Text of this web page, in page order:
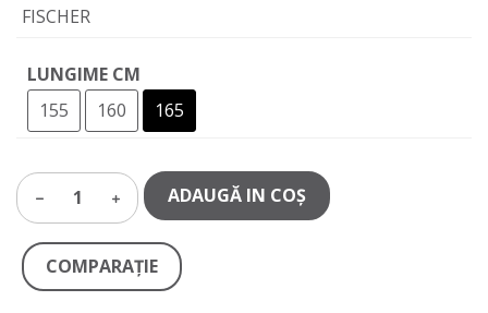
FISCHER
LUNGIME CM
155
160 165
1 ADAUGĂ IN COŞ
COMPARAŢIE